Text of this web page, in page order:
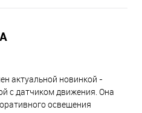
актуальной новинкой -
с датчиком движения. Она
освещения